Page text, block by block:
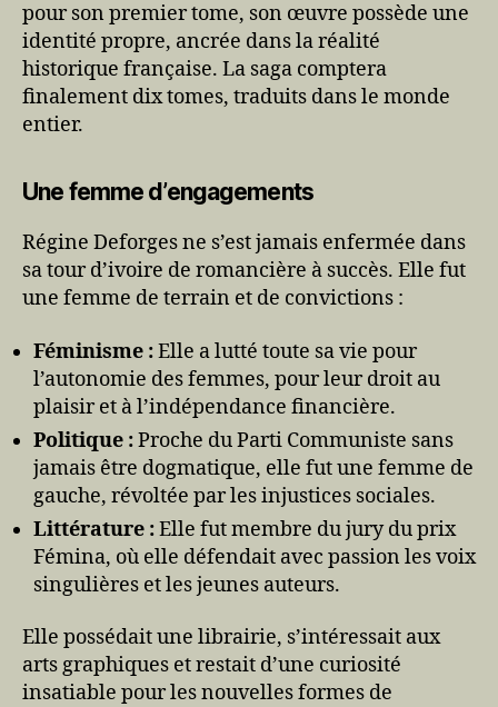
pour son premier tome, son œuvre possède une
identité propre, ancrée dans la réalité
historique française. La saga comptera
finalement dix tomes, traduits dans le monde
entier.
Une femme d’engagements
Régine Deforges ne s’est jamais enfermée dans
sa tour d’ivoire de romancière à succès. Elle fut
une femme de terrain et de convictions :
Féminisme :Elle a lutté toute sa vie pour
l’autonomie des femmes, pour leur droit au
plaisir et à l’indépendance financière.
Politique :Proche du Parti Communiste sans
jamais être dogmatique, elle fut une femme de
gauche, révoltée par les injustices sociales.
Littérature :Elle fut membre du jury du prix
Fémina, où elle défendait avec passion les voix
singulières et les jeunes auteurs.
Elle possédait une librairie, s’intéressait aux
arts graphiques et restait d’une curiosité
insatiable pour les nouvelles formes de